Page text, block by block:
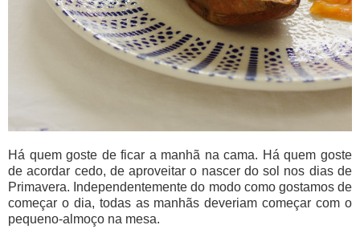
Há quem goste de ficar a manhã na cama. Há quem goste
de acordar cedo, de aproveitar o nascer do sol nos dias de
Primavera. Independentemente do modo como gostamos de
começar o dia, todas as manhãs deveriam começar com o
pequeno-almoço na mesa.